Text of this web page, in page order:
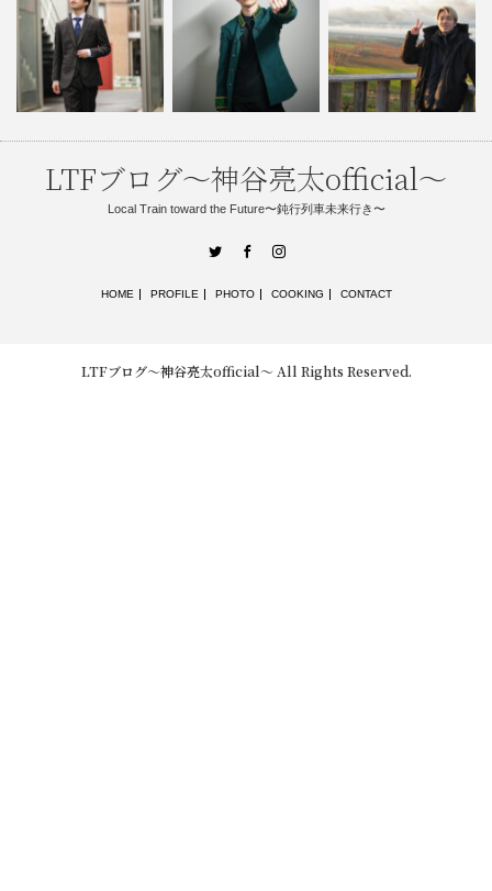
LTFブログ〜神谷亮太official〜
Local Train toward the Future〜鈍行列車未来行き〜
TwitterFacebook
HOME PROFILE PHOTO COOKING CONTACT
LTFブログ〜神谷亮太official〜 All Rights Reserved.